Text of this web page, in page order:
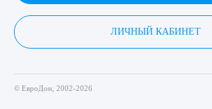
ЛИЧНЫЙ КАБИНЕТ
© ЕвроДон, 2002-2026